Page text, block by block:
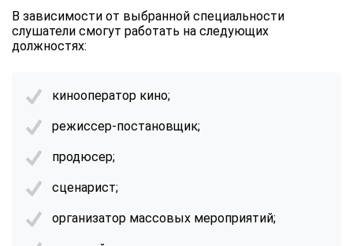
В зависимости от выбранной специальности
слушатели смогут работать на следующих
должностях:
кинооператор кино;
режиссер-постановщик;
продюсер;
сценарист;
организатор массовых мероприятий;